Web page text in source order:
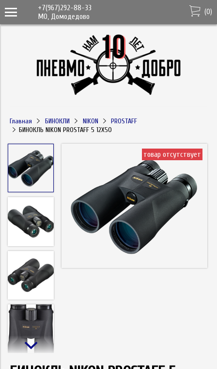
+7(967)292-88-33
МО, Домодедово
(0)
Главная БИНОКЛИ NIKON
PROSTAFF
БИНОКЛЬ NIKON PROSTAFF 5 12X50
товар отсутствует